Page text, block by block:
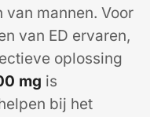
mannen. Voor
van ED ervaren,
oplossing
mg is
bij het